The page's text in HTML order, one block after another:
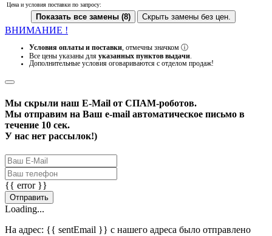
Цена и условия поставки по запросу:
Показать все замены (8) Скрыть замены без цен.
ВНИМАНИЕ !
Условия оплаты и поставки , отмечны значком ⓘ
Все цены указаны для указанных пунктов выдачи
Дополнительные условия оговариваются с отделом продаж!
Мы скрыли наш E-Mail от СПАМ-роботов.
Мы отправим на Ваш e-mail автоматическое письмо в
течение 10 сек.
У нас нет рассылок!)
{{ error }}
Отправить
Loading...
На адрес: {{ sentEmail }} с нашего адреса было отправлено